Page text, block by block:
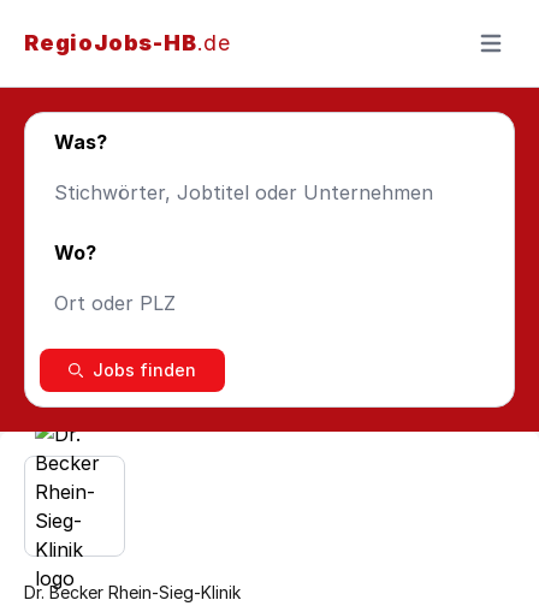
RegioJobs-HB.de Menü
Was?
Wo?
Jobs finden
Dr. Becker Rhein-Sieg-Klinik